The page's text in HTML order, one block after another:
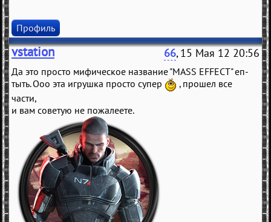
Профиль
vstation 66, 15 Мая 12 20:56
Да это просто мифическое название "MASS EFFECT" еп-
тыть. Ооо эта игрушка просто супер
, прошел все
части,
и вам советую не пожалеете.